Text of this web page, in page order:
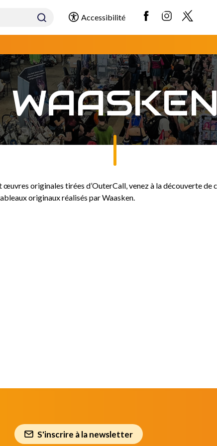
Accessibilité
originales tirées d’OuterCall, venez à la découverte de
originaux réalisés par Waasken.
S'inscrire à la newsletter